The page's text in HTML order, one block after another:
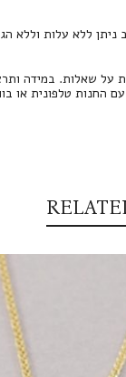
ניתן ללא עלות וללא
על שאלות. במידה
החנות טלפונית או